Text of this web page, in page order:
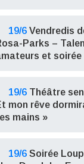
19/6 Vendredis
Parks –
et
19/6 Théâtre
mon rêve
mains »
19/6 Soirée